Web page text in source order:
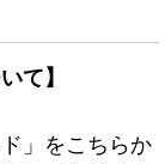
て】
」をこちらか